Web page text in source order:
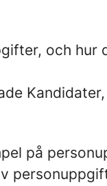
och hur
på